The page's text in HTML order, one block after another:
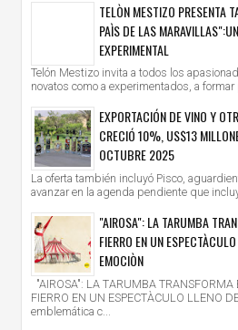
TELÒN MESTIZO PRESENTA
PAÌS DE LAS
EXPERIMENTAL
Telón Mestizo invita a todos los
novatos como a experimentados, a
EXPORTACIÓN DE VINO Y
CRECIÓ 10%, US$13
OCTUBRE 2025
La oferta también incluyó Pisco,
avanzar en la agenda pendiente que
"AIROSA": LA TARUMBA
FIERRO EN UN
EMOCIÒN
"AIROSA": LA TARUMBA TRANSFORMA
FIERRO EN UN ESPECTÀCULO LLENO
emblemática c...